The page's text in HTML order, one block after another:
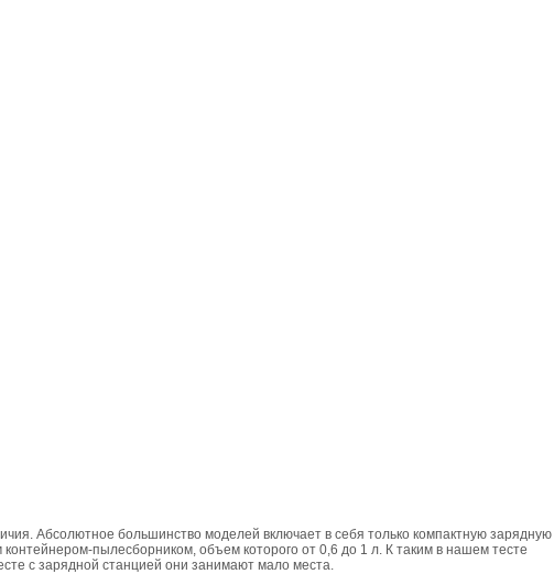
Абсолютное большинство моделей включает в себя только компактную зарядную
пылесборником, объем которого от 0,6 до 1 л. К таким в нашем тесте
с зарядной станцией они занимают мало места.